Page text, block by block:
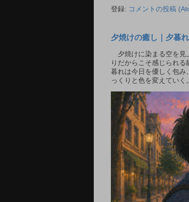
登録: コメントの投稿
夕焼けの癒し｜夕暮
夕焼けに染まる空を見
りだからこそ感じられ
暮れは今日を優しく包
っくりと色を変えていく